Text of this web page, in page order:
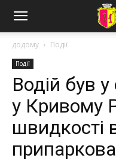
додому Події
Події
Водій був у
у Кривому
швидкості